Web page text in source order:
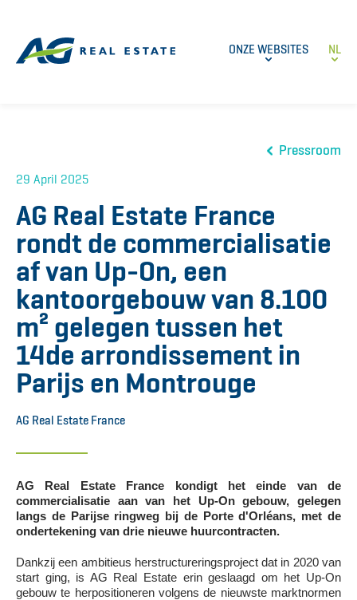
ONZE WEBSITES NL
Pressroom
29 April 2025
AG Real Estate France
rondt de commercialisatie
af van Up-On, een
kantoorgebouw van 8.100
m² gelegen tussen het
14de arrondissement in
Parijs en Montrouge
AG Real Estate France
AG Real Estate France kondigt het einde van de
commercialisatie aan van het Up-On gebouw, gelegen
langs de Parijse ringweg bij de Porte d'Orléans, met de
ondertekening van drie nieuwe huurcontracten.
Dankzij een ambitieus herstructureringsproject dat in 2020 van
start ging, is AG Real Estate erin geslaagd om het Up-On
gebouw te herpositioneren volgens de nieuwste marktnormen